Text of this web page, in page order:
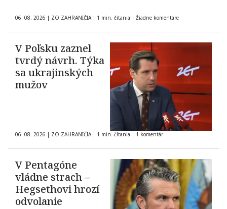
06. 08. 2026 | ZO ZAHRANIČIA | 1 min. čítania | Žiadne komentáre
V Poľsku zaznel
tvrdý návrh. Týka
sa ukrajinských
mužov
06. 08. 2026 | ZO ZAHRANIČIA | 1 min. čítania | 1 komentár
V Pentagóne
vládne strach –
Hegsethovi hrozí
odvolanie